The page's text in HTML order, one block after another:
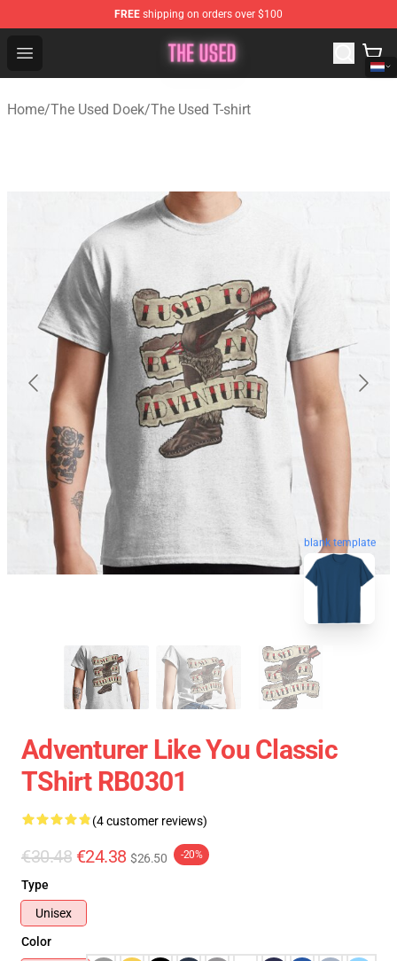
FREE shipping on orders over $100
Open menu
The Used Store - Official The Used Merchandise Shop
Home/The Used Doek/The Used T-shirt
blank template
Adventurer Like You Classic
TShirt RB0301
(4 customer reviews)
€30.48 €24.38 $26.50 -20%
Type
Unisex
Color